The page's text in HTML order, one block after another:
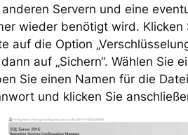
Servern und eine
wieder benötigt wird. Klicken
auf die Option
auf „Sichern“. Wählen Sie
Sie einen Namen für die
und klicken Sie